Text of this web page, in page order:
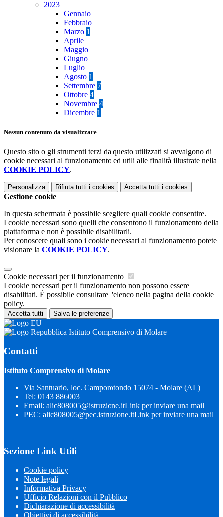
2023
Gennaio
Febbraio
Marzo 1
Aprile
Maggio
Giugno
Luglio
Agosto 1
Settembre 7
Ottobre 4
Novembre 4
Dicembre 1
Nessun contenuto da visualizzare
Questo sito o gli strumenti terzi da questo utilizzati si avvalgono di
cookie necessari al funzionamento ed utili alle finalità illustrate nella
COOKIE POLICY.
Personalizza Rifiuta tutti i cookies Accetta tutti i cookies
Gestione cookie
In questa schermata è possibile scegliere quali cookie consentire.
I cookie necessari sono quelli che consentono il funzionamento della
piattaforma e non è possibile disabilitarli.
Per conoscere quali sono i cookie necessari al funzionamento potete
visionare la COOKIE POLICY.
Cookie necessari per il funzionamento
I cookie necessari per il funzionamento non possono essere
disabilitati. È possibile consultare l'elenco nella pagina della cookie
policy.
Accetta tutti Salva le preferenze
Istituto Comprensivo di Molare
Contatti
Istituto Comprensivo di Molare
Via Santuario, loc. Camporotondo 15074 - Molare (AL)
Tel: 0143 886003
Email: alic808005@istruzione.itLink per inviare una mail
PEC: alic808005@pec.istruzione.itLink per inviare una mail
Sezione Link Utili
Cookie policy
Note legali
Informativa Privacy
Ufficio Relazioni con il Pubblico
Dichiarazione di accessibilità
Obiettivi di accessibilità